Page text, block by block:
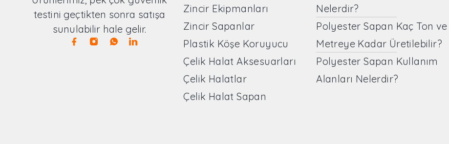
testini geçtikten sonra satışa
sunulabilir hale gelir.
Zincir Ekipmanları
Zincir Sapanlar
Plastik Köşe Koruyucu
Çelik Halat Aksesuarları
Çelik Halatlar
Çelik Halat Sapan
Nelerdir?
Polyester Sapan Kaç Ton ve
Metreye Kadar Üretilebilir?
Polyester Sapan Kullanım
Alanları Nelerdir?